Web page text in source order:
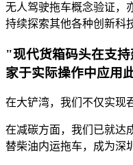
无人驾驶拖车概念验证，
持续探索其他各种创新科
"现代货箱码头在支
家于实际操作中应用
在大铲湾，我们不仅实现
在减碳方面，我们已就达
替柴油内运拖车，成为深